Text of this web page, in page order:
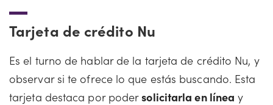
Tarjeta de crédito Nu
Es el turno de hablar de la tarjeta de crédito Nu, y
observar si te ofrece lo que estás buscando. Esta
tarjeta destaca por podersolicitarla en línea y